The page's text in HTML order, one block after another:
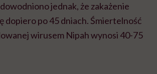
jednak, że zakażenie
dopiero po 45 dniach. Śmiertelność
wirusem Nipah wynosi 40-75